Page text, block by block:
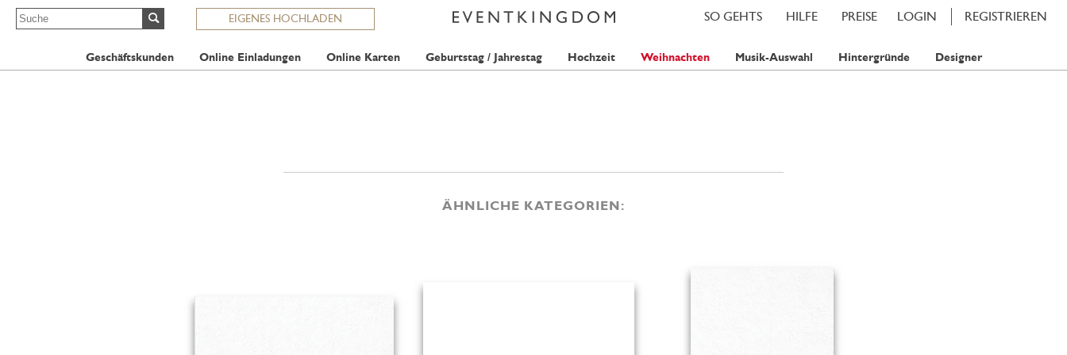
EIGENES HOCHLADEN LOGIN REGISTRIEREN
PREISE
HILFE
SO GEHTS
Geschäftskunden Online Einladungen Online Karten Geburtstag / Jahrestag Hochzeit Weihnachten Musik-Auswahl Hintergründe Designer
ÄHNLICHE KATEGORIEN: